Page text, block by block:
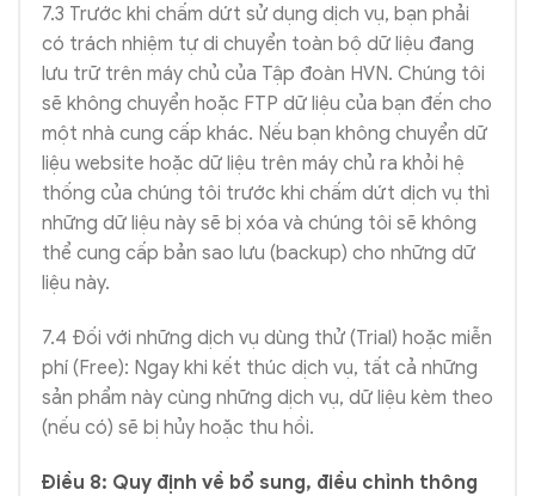
7.3 Trước khi chấm dứt sử dụng dịch vụ, bạn phải
có trách nhiệm tự di chuyển toàn bộ dữ liệu đang
lưu trữ trên máy chủ của Tập đoàn HVN. Chúng tôi
sẽ không chuyển hoặc FTP dữ liệu của bạn đến cho
một nhà cung cấp khác. Nếu bạn không chuyển dữ
liệu website hoặc dữ liệu trên máy chủ ra khỏi hệ
thống của chúng tôi trước khi chấm dứt dịch vụ thì
những dữ liệu này sẽ bị xóa và chúng tôi sẽ không
thể cung cấp bản sao lưu (backup) cho những dữ
liệu này.
7.4 Đối với những dịch vụ dùng thử (Trial) hoặc miễn
phí (Free): Ngay khi kết thúc dịch vụ, tất cả những
sản phẩm này cùng những dịch vụ, dữ liệu kèm theo
(nếu có) sẽ bị hủy hoặc thu hồi.
Điều 8: Quy định về bổ sung, điều chỉnh thông